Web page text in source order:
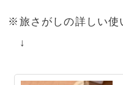
※旅さがしの詳しい使
↓